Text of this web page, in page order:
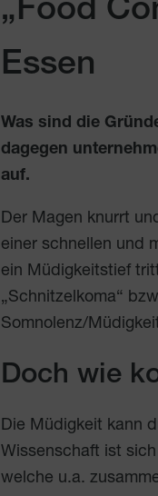
„Food
Essen
Was sind die
dagegen
auf.
Der Magen knurrt
einer schnellen und
ein Müdigkeitstief
„Schnitzelkoma“
Somnolenz/
Doch wie
Die Müdigkeit kann
Wissenschaft ist
welche u.a.